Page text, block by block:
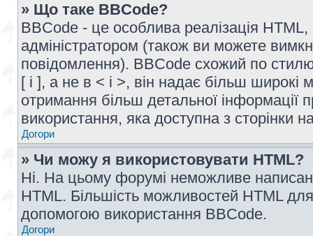
» Що таке BBCode?
BBCode - це особлива реалізація
адміністратором (також ви можете
повідомлення). BBCode схожий по
[ і ], а не в < і >, він надає більш
отримання більш детальної інформації
використання, яка доступна з сторінки
Догори
» Чи можу я використовувати HTML?
Ні. На цьому форумі неможливе
HTML. Більшість можливостей HTML
допомогою використання BBCode.
Догори